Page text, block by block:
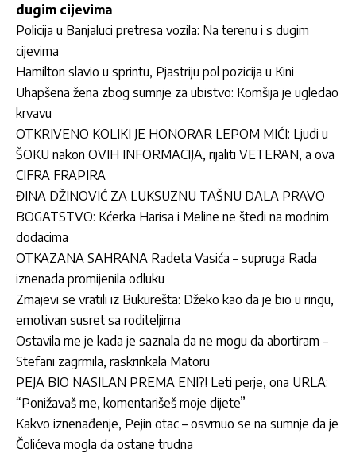
dugim cijevima
Policija u Banjaluci pretresa vozila: Na terenu i s dugim
cijevima
Hamilton slavio u sprintu, Pjastriju pol pozicija u Kini
Uhapšena žena zbog sumnje za ubistvo: Komšija je ugledao
krvavu
OTKRIVENO KOLIKI JE HONORAR LEPOM MIĆI: Ljudi u
ŠOKU nakon OVIH INFORMACIJA, rijaliti VETERAN, a ova
CIFRA FRAPIRA
ĐINA DŽINOVIĆ ZA LUKSUZNU TAŠNU DALA PRAVO
BOGATSTVO: Kćerka Harisa i Meline ne štedi na modnim
dodacima
OTKAZANA SAHRANA Radeta Vasića – supruga Rada
iznenada promijenila odluku
Zmajevi se vratili iz Bukurešta: Džeko kao da je bio u ringu,
emotivan susret sa roditeljima
Ostavila me je kada je saznala da ne mogu da abortiram –
Stefani zagrmila, raskrinkala Matoru
PEJA BIO NASILAN PREMA ENI?! Leti perje, ona URLA:
“Ponižavaš me, komentarišeš moje dijete”
Kakvo iznenađenje, Pejin otac – osvrnuo se na sumnje da je
Čolićeva mogla da ostane trudna